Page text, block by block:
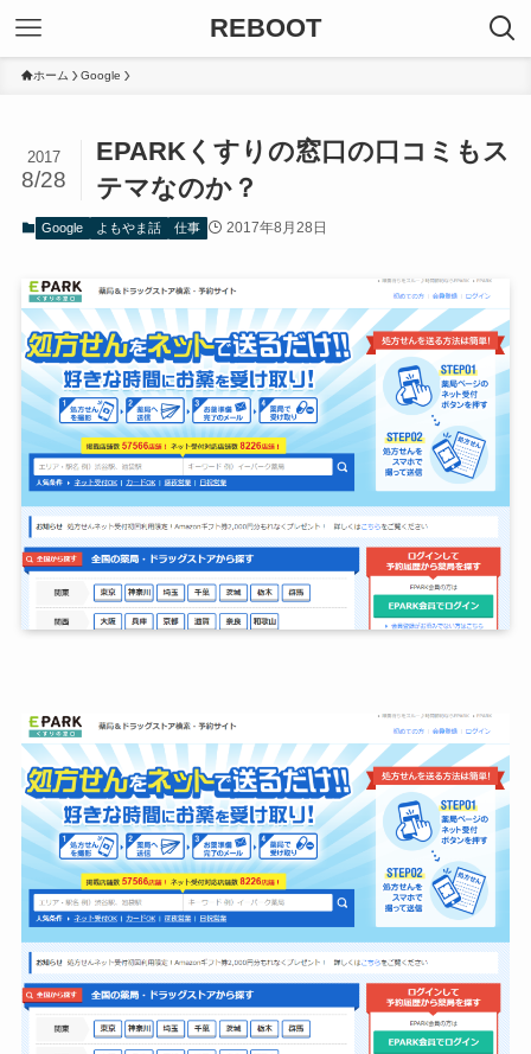
REBOOT
ホーム Google
EPARKくすりの窓口の口コミもス
テマなのか？
2017
8/28
Google よもやま話 仕事 2017年8月28日